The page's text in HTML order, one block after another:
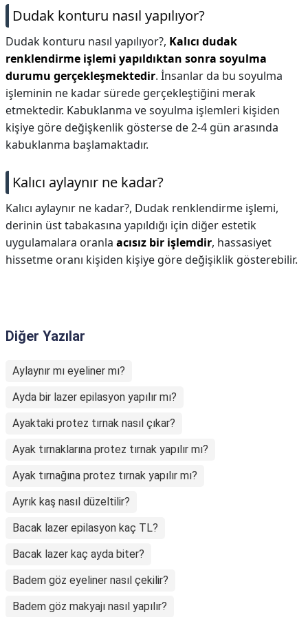
Dudak konturu nasıl yapılıyor?
Dudak konturu nasıl yapılıyor?, Kalıcı dudak
renklendirme işlemi yapıldıktan sonra soyulma
durumu gerçekleşmektedir. İnsanlar da bu soyulma
işleminin ne kadar sürede gerçekleştiğini merak
etmektedir. Kabuklanma ve soyulma işlemleri kişiden
kişiye göre değişkenlik gösterse de 2-4 gün arasında
kabuklanma başlamaktadır.
Kalıcı aylaynır ne kadar?
Kalıcı aylaynır ne kadar?, Dudak renklendirme işlemi,
derinin üst tabakasına yapıldığı için diğer estetik
uygulamalara oranla acısız bir işlemdir, hassasiyet
hissetme oranı kişiden kişiye göre değişiklik gösterebilir.
Diğer Yazılar
Aylaynır mı eyeliner mı?
Ayda bir lazer epilasyon yapılır mı?
Ayaktaki protez tırnak nasıl çıkar?
Ayak tırnaklarına protez tırnak yapılır mı?
Ayak tırnağına protez tırnak yapılır mı?
Ayrık kaş nasıl düzeltilir?
Bacak lazer epilasyon kaç TL?
Bacak lazer kaç ayda biter?
Badem göz eyeliner nasıl çekilir?
Badem göz makyajı nasıl yapılır?